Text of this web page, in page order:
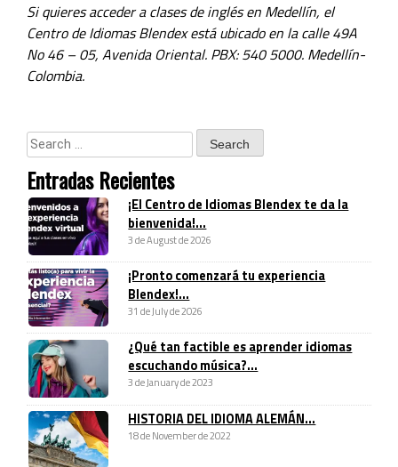
Si quieres acceder a clases de inglés en Medellín, el
Centro de Idiomas Blendex está ubicado en la calle 49A
No 46 – 05, Avenida Oriental. PBX: 540 5000. Medellín-
Colombia.
Entradas Recientes
¡El Centro de Idiomas Blendex te da la
bienvenida!...
3 de August de 2026
¡Pronto comenzará tu experiencia
Blendex!...
31 de July de 2026
¿Qué tan factible es aprender idiomas
escuchando música?...
3 de January de 2023
HISTORIA DEL IDIOMA ALEMÁN...
18 de November de 2022